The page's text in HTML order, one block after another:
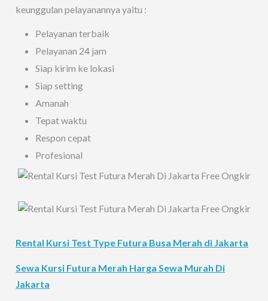
keunggulan pelayanannya yaitu :
Pelayanan terbaik
Pelayanan 24 jam
Siap kirim ke lokasi
Siap setting
Amanah
Tepat waktu
Respon cepat
Profesional
Rental Kursi Test Type Futura Busa Merah di Jakarta
Sewa Kursi Futura Merah Harga Sewa Murah Di
Jakarta